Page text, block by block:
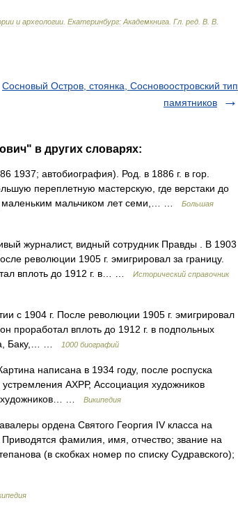
и археологии Екатеринбург: Академкнига Гл ред В В
Сосновый Остров, стоянка, Сосновоостровский тип
памятников
в других словарях:
1937; автобиография). Род. в 1886 г. в гор.
переплетную мастерскую, где верстаки до
маленьким мальчиком лет семи,… …
Большая
журналист, видный сотрудник Правды . В 1903
революции 1905 г. эмигрировал за границу.
вплоть до 1912 г. в… …
Исторический справочник
с 1904 г. После революции 1905 г. эмигрировал
проработал вплоть до 1912 г. в подпольных
Баку,… …
1000 биографий
написана в 1934 году, после роспуска
АХРР, Ассоциация художников
художников… …
Википедия
ордена Святого Георгия IV класса на
фамилия, имя, отчество; звание на
(в скобках номер по списку Судравского);